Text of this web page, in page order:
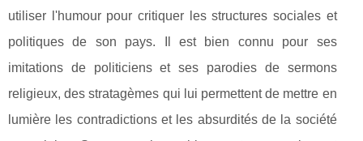
utiliser l'humour pour critiquer les structures sociales et
politiques de son pays. Il est bien connu pour ses
imitations de politiciens et ses parodies de sermons
religieux, des stratagèmes qui lui permettent de mettre en
lumière les contradictions et les absurdités de la société